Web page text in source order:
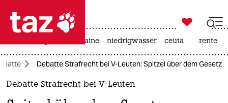
 taz zahl ich
taz zahl ich

taz zahl ich
krieg in der ukraine niedrigwasser ceuta rente
Debatte Strafrecht bei V-Leuten: Spitzel über dem Gesetz
Debatte Strafrecht bei V-Leuten